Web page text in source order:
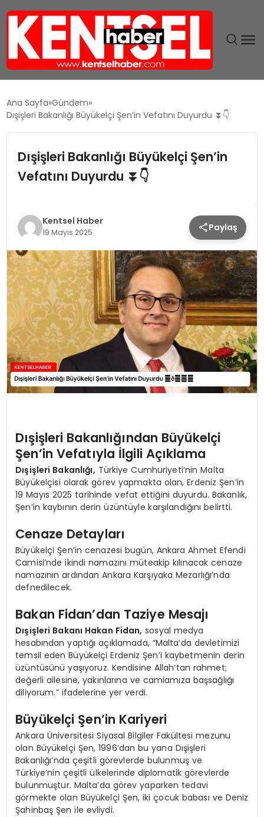
EKONOMI
TEKNOLOJI
MAGAZIN
KÜLTÜR & SANAT
SPOR
SAĞLIK
Ana Sayfa Gündem
Dışişleri Bakanlığı Büyükelçi Şen’in Vefatını Duyurdu ⏬👇
Dışişleri Bakanlığı Büyükelçi Şen’in
Vefatını Duyurdu ⏬👇
Kentsel Haber
19 Mayıs 2025 Paylaş
Dışişleri Bakanlığından Büyükelçi
Şen’in Vefatıyla İlgili Açıklama
Dışişleri Bakanlığı, Türkiye Cumhuriyeti’nin Malta
Büyükelçisi olarak görev yapmakta olan, Erdeniz Şen’in
19 Mayıs 2025 tarihinde vefat ettiğini duyurdu. Bakanlık,
Şen’in kaybının derin üzüntüyle karşılandığını belirtti.
Cenaze Detayları
Büyükelçi Şen’in cenazesi bugün, Ankara Ahmet Efendi
Camisi’nde ikindi namazını müteakip kılınacak cenaze
namazının ardından Ankara Karşıyaka Mezarlığı’nda
defnedilecek.
Bakan Fidan’dan Taziye Mesajı
Dışişleri Bakanı Hakan Fidan, sosyal medya
hesabından yaptığı açıklamada, “Malta’da devletimizi
temsil eden Büyükelçi Erdeniz Şen’i kaybetmenin derin
üzüntüsünü yaşıyoruz. Kendisine Allah’tan rahmet;
değerli ailesine, yakınlarına ve camiamıza başsağlığı
diliyorum.” ifadelerine yer verdi.
Büyükelçi Şen’in Kariyeri
Ankara Üniversitesi Siyasal Bilgiler Fakültesi mezunu
olan Büyükelçi Şen, 1996’dan bu yana Dışişleri
Bakanlığı’nda çeşitli görevlerde bulunmuş ve
Türkiye’nin çeşitli ülkelerinde diplomatik görevlerde
bulunmuştur. Malta’da görev yaparken tedavi
görmekte olan Büyükelçi Şen, iki çocuk babası ve Deniz
Şahinbaş Şen ile evliydi.